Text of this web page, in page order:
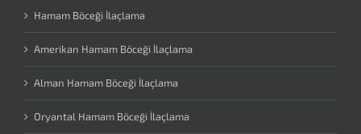
Hamam Böceği İlaçlama
Amerikan Hamam Böceği İlaçlama
Alman Hamam Böceği İlaçlama
Oryantal Hamam Böceği İlaçlama